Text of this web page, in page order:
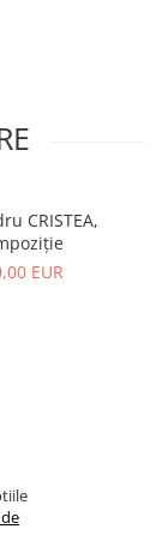
CRISTEA,
EUR